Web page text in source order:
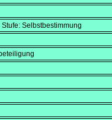
Selbstbestimmung